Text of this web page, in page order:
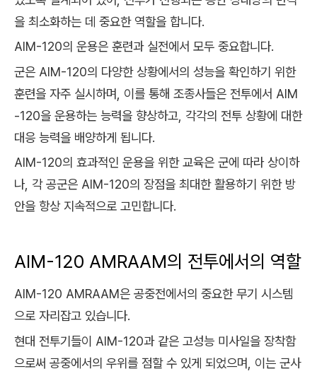
을 최소화하는 데 중요한 역할을 합니다.
AIM-120의 운용은 훈련과 실전에서 모두 중요합니다.
군은 AIM-120의 다양한 상황에서의 성능을 확인하기 위한
훈련을 자주 실시하며, 이를 통해 조종사들은 전투에서 AIM
-120을 운용하는 능력을 향상하고, 각각의 전투 상황에 대한
대응 능력을 배양하게 됩니다.
AIM-120의 효과적인 운용을 위한 교육은 군에 따라 상이하
나, 각 공군은 AIM-120의 장점을 최대한 활용하기 위한 방
안을 항상 지속적으로 고민합니다.
AIM-120 AMRAAM의 전투에서의 역할
AIM-120 AMRAAM은 공중전에서의 중요한 무기 시스템
으로 자리잡고 있습니다.
현대 전투기들이 AIM-120과 같은 고성능 미사일을 장착함
으로써 공중에서의 우위를 점할 수 있게 되었으며, 이는 군사